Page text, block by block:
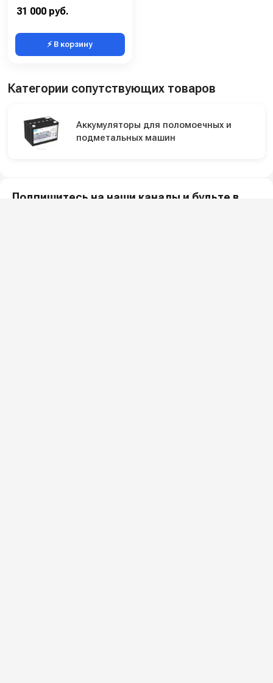
31 000 руб.
⚡ В корзину
Категории сопутствующих товаров
Аккумуляторы для поломоечных и
подметальных машин
Подпишитесь на наши каналы и будьте в